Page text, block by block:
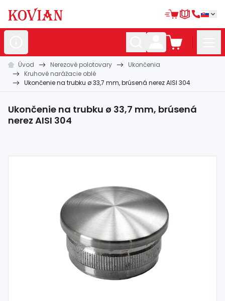
Nerezovépolotovary
Hliníkovépolotovary
Kovanépolotovary
záhrada
materiál
materiál
Úvod Nerezové polotovary
Ukončenia
Kruhové narážacie oblé
Ukončenie na trubku ø 33,7 mm, brúsená nerez AISI 304
Ukončenie na trubku ø 33,7 mm, brúsená
nerez AISI 304